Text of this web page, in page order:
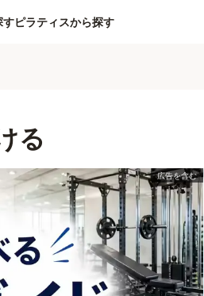
すピラティスから探す
る